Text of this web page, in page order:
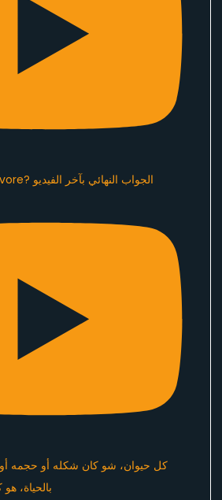
Omnivore او Herbivore? الجواب النهائي بآخر الفيديو
كل حيوان، شو كان شكله أو حجمه أو
بالحياة،